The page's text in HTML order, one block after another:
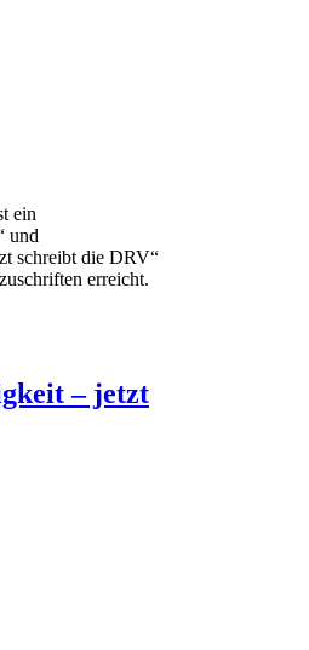
ein
und
schreibt die DRV“
erreicht.
– jetzt